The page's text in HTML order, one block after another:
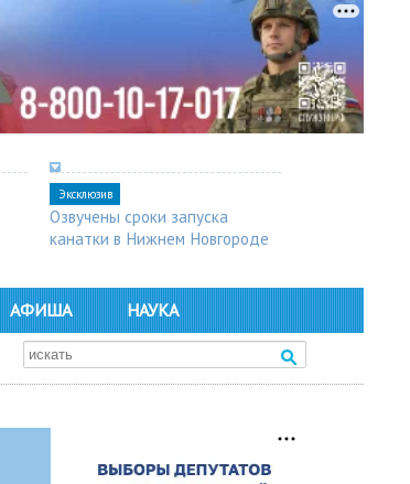
Эксклюзив
Озвучены сроки запуска
канатки в Нижнем Новгороде
АФИША НАУКА